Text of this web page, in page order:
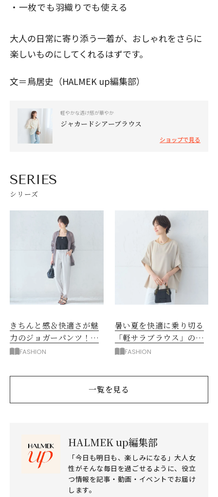
一枚でも羽織りでも使える
大人の日常に寄り添う一着が、おしゃれをさらに
楽しいものにしてくれるはずです。
文＝鳥居史（HALMEK up編集部）
軽やかな透け感が華やか
ジャカードシアーブラウス
ショップで見る
SERIES
シリーズ
きちんと感＆快適さが魅
力のジョガーパンツ！コ
ーデに迷う時間が「ぐっ
FASHION
暑い夏を快適に乗り切る
「軽サラブラウス」の実
力！軽くて涼やかな理由
FASHION
一覧を見る
HALMEK up編集部
「今日も明日も、楽しみになる」大人女
性がそんな毎日を過ごせるように、役立
つ情報を記事・動画・イベントでお届け
します。